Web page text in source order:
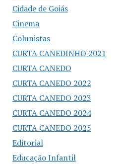
Cidade de Goiás
Cinema
Colunistas
CURTA CANEDINHO 2021
CURTA CANEDO
CURTA CANEDO 2022
CURTA CANEDO 2023
CURTA CANEDO 2024
CURTA CANEDO 2025
Editorial
Educação Infantil